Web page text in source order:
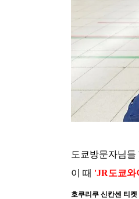
도쿄방문자님
이 때 'JR도쿄와
호쿠리쿠 신칸센 티켓